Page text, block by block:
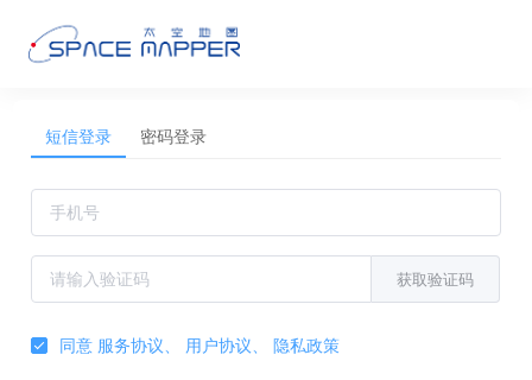
短信登录 密码登录
获取验证码
同意 服务协议、 用户协议、隐私政策